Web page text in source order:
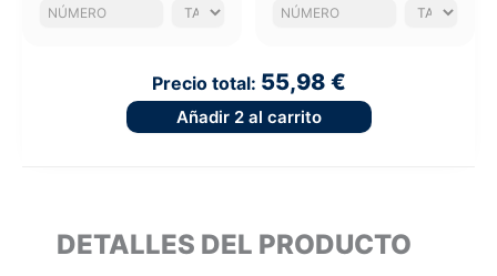
Precio total: 55,98 €
Añadir 2al carrito
DETALLES DEL PRODUCTO